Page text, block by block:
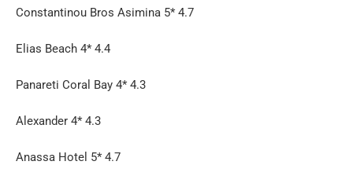
Constantinou Bros Asimina 5* 4.7
Elias Beach 4* 4.4
Panareti Coral Bay 4* 4.3
Alexander 4* 4.3
Anassa Hotel 5* 4.7